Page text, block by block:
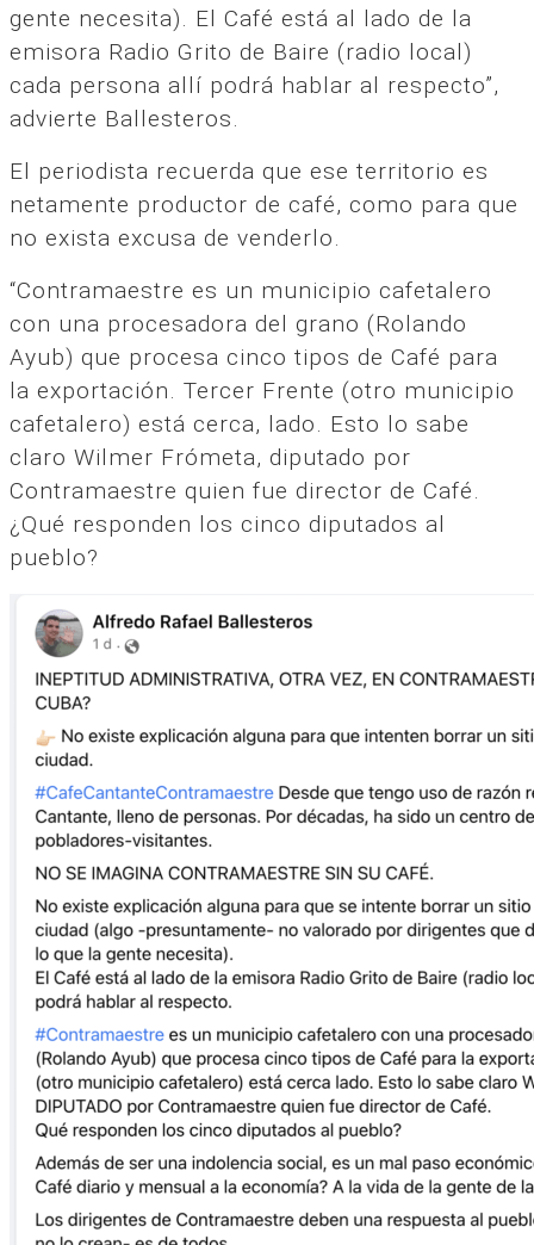
gente necesita). El Café está al lado de la
emisora Radio Grito de Baire (radio local)
cada persona allí podrá hablar al respecto”,
advierte Ballesteros.
El periodista recuerda que ese territorio es
netamente productor de café, como para que
no exista excusa de venderlo.
“Contramaestre es un municipio cafetalero
con una procesadora del grano (Rolando
Ayub) que procesa cinco tipos de Café para
la exportación. Tercer Frente (otro municipio
cafetalero) está cerca, lado. Esto lo sabe
claro Wilmer Frómeta, diputado por
Contramaestre quien fue director de Café.
¿Qué responden los cinco diputados al
pueblo?